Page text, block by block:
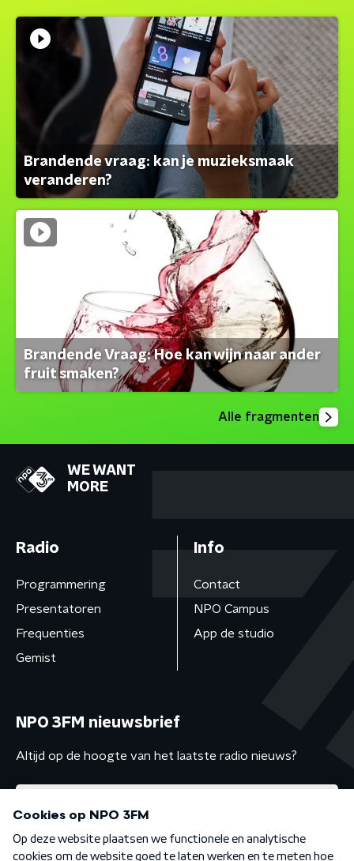
Brandende vraag: kan je muzieksmaak
veranderen?
Brandende Vraag: Hoe kan wijn naar ander
fruit smaken?
Alle fragmenten
WE WANT
MORE
Radio
Programmering
Presentatoren
Frequenties
Gemist
Info
Contact
NPO Campus
App de studio
NPO 3FM nieuwsbrief
Altijd op de hoogte van het laatste radio nieuws?